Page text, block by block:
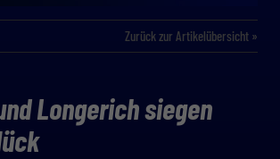
Zurück zur Artikelübersicht »
Longerich siegen